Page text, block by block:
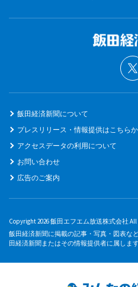
飯田経済新聞について
プレスリリース・情報提供はこちら
アクセスデータの利用について
お問い合わせ
広告のご案内
Copyright 2026 飯田エフエム放送株式会社 All
飯田経済新聞に掲載の記事・写真・図表な
田経済新聞またはその情報提供者に属します